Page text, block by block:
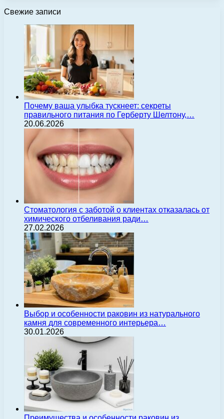
Свежие записи
Почему ваша улыбка тускнеет: секреты
правильного питания по Герберту Шелтону,…
20.06.2026
Стоматология с заботой о клиентах отказалась от
химического отбеливания ради…
27.02.2026
Выбор и особенности раковин из натурального
камня для современного интерьера…
30.01.2026